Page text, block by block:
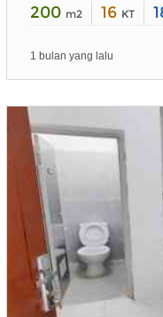
200 m2 16 KT
1 bulan yang lalu